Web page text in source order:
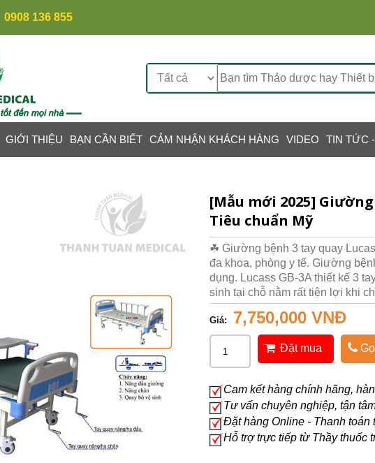
0908 136 855
GIỚI THIỆU BẠN CẦN BIẾT CẢM NHẬN KHÁCH HÀNG VIDEO TIN TỨC
[Mẫu mới 2025]
Tiêu chuẩn Mỹ
☘ Giường bệnh 3 tay quay
đa khoa, phòng y tế. Giường
dụng. Lucass GB-3A thiết kế 3
sinh tại chỗ nằm rất tiện lợi khi
Giá: 7,750,000 VNĐ
Đặt mua
Cam kết hàng chính hãng,
Tư vấn chuyên nghiệp, tận
Đặt hàng Online - Thanh toán
Hỗ trợ trực tiếp từ Thầy thuốc